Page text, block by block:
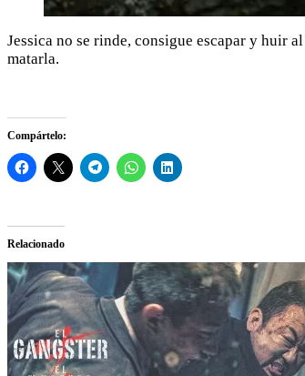
Jessica no se rinde, consigue escapar y huir
matarla.
Compártelo:
Relacionado